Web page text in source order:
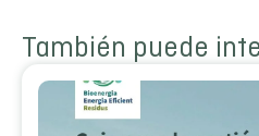
También puede